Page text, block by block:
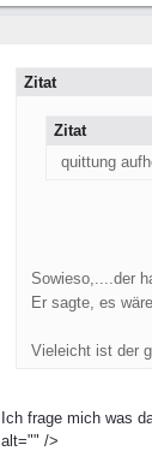
Zitat
Zitat
quittung
Sowieso,....der
Er sagte, es
Vieleicht ist der
Ich frage mich was
alt="" />